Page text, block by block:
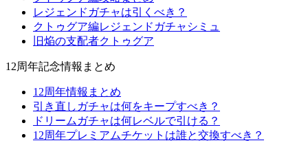
レジェンドガチャは引くべき？
クトゥグア編レジェンドガチャシミュ
旧焔の支配者クトゥグア
12周年記念情報まとめ
12周年情報まとめ
引き直しガチャは何をキープすべき？
ドリームガチャは何レベルで引ける？
12周年プレミアムチケットは誰と交換すべき？